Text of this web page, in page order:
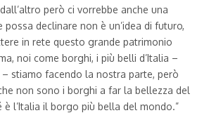
però ci vorrebbe anche una
possa declinare non è un’idea di futuro,
in rete questo grande patrimonio
noi come borghi, i più belli d’Italia –
stiamo facendo la nostra parte, però
non sono i borghi a far la bellezza del
l’Italia il borgo più bella del mondo.”